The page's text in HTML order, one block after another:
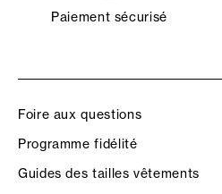
Paiement sécurisé
Foire aux questions
Programme fidélité
Guides des tailles vêtements